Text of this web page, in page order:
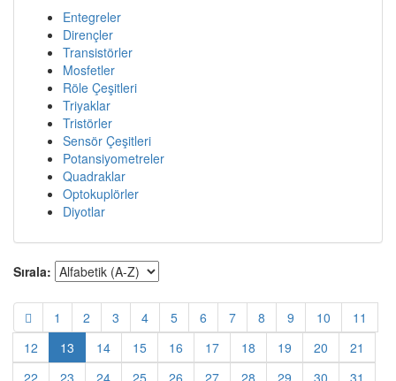
Entegreler
Dirençler
Transistörler
Mosfetler
Röle Çeşitleri
Triyaklar
Tristörler
Sensör Çeşitleri
Potansiyometreler
Quadraklar
Optokuplörler
Diyotlar
Sırala:
1 2 3 4 5 6 7 8 9 10
11
12
13 14 15 16 17 18 19 20
21
22
23 24 25 26 27 28 29 30
31